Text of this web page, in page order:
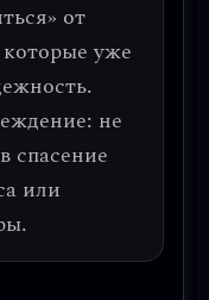
от
уже
не
спасение
или